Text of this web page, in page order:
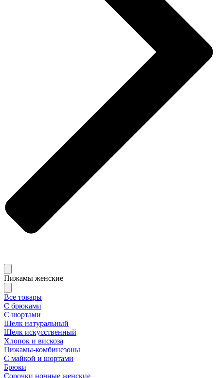
Пижамы женские
Все товары
С брюками
С шортами
Шелк натуральный
Шелк искусственный
Хлопок и вискоза
Пижамы-комбинезоны
С майкой и шортами
Брюки
Сорочки ночные женские